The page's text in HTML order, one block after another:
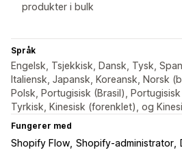
produkter i bulk
Språk
Engelsk, Tsjekkisk, Dansk, Tysk,
Italiensk, Japansk, Koreansk, Norsk
Polsk, Portugisisk (Brasil),
Tyrkisk, Kinesisk (forenklet), og
Fungerer med
Shopify Flow Shopify-administrator